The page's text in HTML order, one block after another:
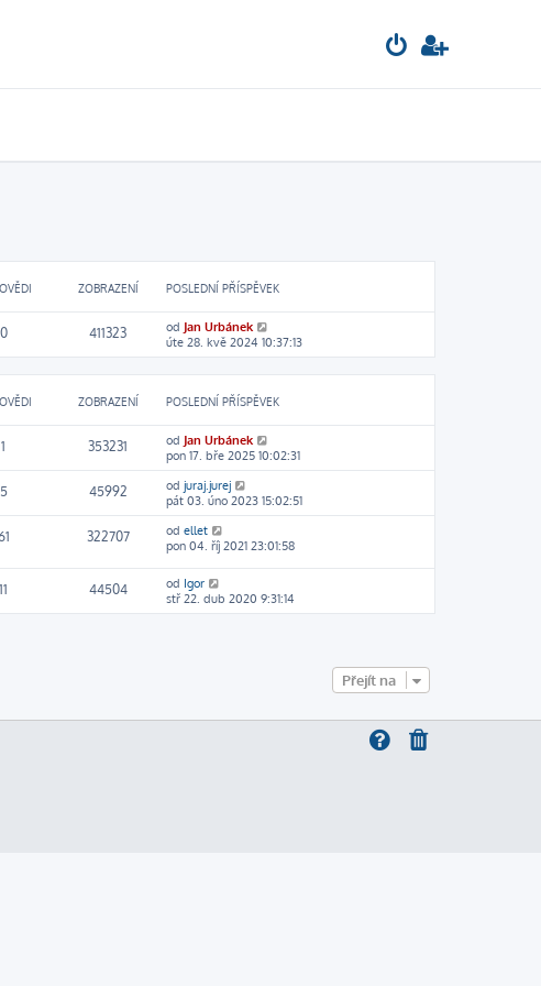
ZOBRAZENÍ POSLEDNÍ PŘÍSPĚVEK
0 411323 od Jan Urbánek
úte 28. kvě 2024 10:37:13
ZOBRAZENÍ POSLEDNÍ PŘÍSPĚVEK
1 353231 od Jan Urbánek
pon 17. bře 2025 10:02:31
5 45992 od juraj.jurej
pát 03. úno 2023 15:02:51
322707 od ellet
pon 04. říj 2021 23:01:58
11 44504 od Igor
stř 22. dub 2020 9:31:14
Přejít na